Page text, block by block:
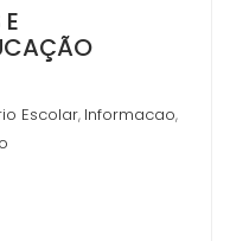
Escolar, Informacao,